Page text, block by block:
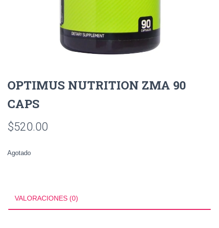
OPTIMUS NUTRITION ZMA 90
CAPS
$520.00
Agotado
VALORACIONES (0)